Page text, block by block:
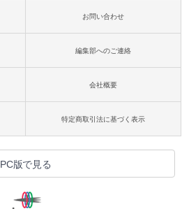
お問い合わせ
編集部へのご連絡
会社概要
特定商取引法に基づく表示
PC版で見る